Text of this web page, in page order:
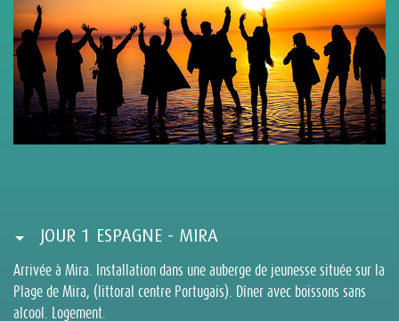
JOUR 1 ESPAGNE - MIRA
Arrivée à Mira. Installation dans une auberge de jeunesse située sur la
Plage de Mira, (littoral centre Portugais). Dîner avec boissons sans
alcool. Logement.